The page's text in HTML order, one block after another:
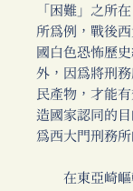
「困難」之所
所為例，戰後
國白色恐怖歷
外，因為將刑
民產物，才能
造國家認同的
為西大門刑務
在東亞崎嶇